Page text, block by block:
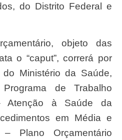
do Distrito Federal e
objeto das
o “caput”, correrá por
Ministério da Saúde,
de Trabalho
Atenção à Saúde da
em Média e
Plano Orçamentário